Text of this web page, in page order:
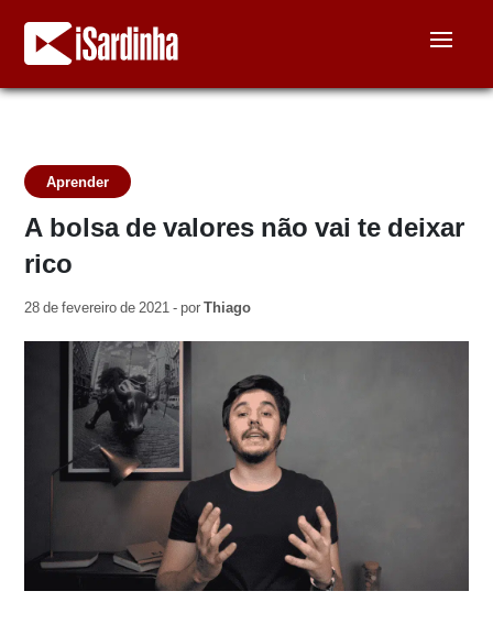
Aprender
A bolsa de valores não vai te deixar
rico
28 de fevereiro de 2021 - porThiago